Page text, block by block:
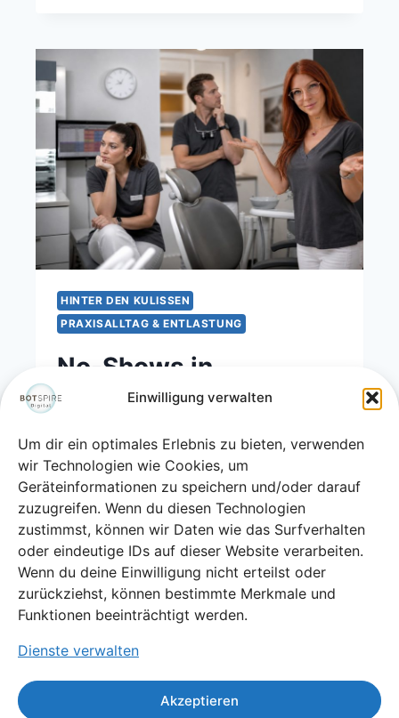
Einwilligung verwalten
Um dir ein optimales Erlebnis zu bieten, verwenden
wir Technologien wie Cookies, um
Geräteinformationen zu speichern und/oder darauf
zuzugreifen. Wenn du diesen Technologien
zustimmst, können wir Daten wie das Surfverhalten
oder eindeutige IDs auf dieser Website verarbeiten.
Wenn du deine Einwilligung nicht erteilst oder
zurückziehst, können bestimmte Merkmale und
Funktionen beeinträchtigt werden.
Dienste verwalten
Akzeptieren
HINTER DEN KULISSEN
PRAXISALLTAG & ENTLASTUNG
No-Shows in
Zahnarztpraxen
endlich reduzieren
Von Tanja Täuschel Mai 11, 2026
No-Shows in Zahnarztpraxen endlich
reduzieren Wer regelmäßig an der
Anmeldung sitzt oder den Terminplan
verantwortet, kennt diese Situation
sehr genau….
WEITERLESEN